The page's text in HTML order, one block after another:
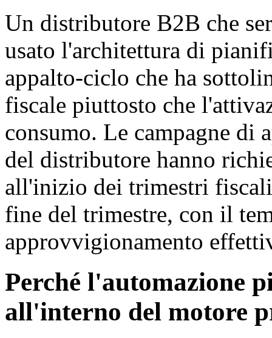
Un distributore B2B che
usato l'architettura di
appalto-ciclo che ha
fiscale piuttosto che
consumo. Le campagne di
del distributore hanno
all'inizio dei trimestri
fine del trimestre, con il
approvvigionamento
Perché l'automazione
all'interno del motore